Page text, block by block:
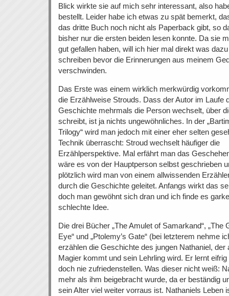
Blick wirkte sie auf mich sehr interessant, also
bestellt. Leider habe ich etwas zu spät bemerkt,
das dritte Buch noch nicht als Paperback gibt, so
bisher nur die ersten beiden lesen konnte. Da sie
gut gefallen haben, will ich hier mal direkt was dazu
schreiben bevor die Erinnerungen aus meinem
verschwinden.
Das Erste was einem wirklich merkwürdig
die Erzählweise Strouds. Dass der Autor im Laufe
Geschichte mehrmals die Person wechselt, über
schreibt, ist ja nichts ungewöhnliches. In der
Trilogy“ wird man jedoch mit einer eher selten
Technik überrascht: Stroud wechselt häufiger die
Erzählperspektive. Mal erfährt man das
wäre es von der Hauptperson selbst geschrieben
plötzlich wird man von einem allwissenden
durch die Geschichte geleitet. Anfangs wirkt das
doch man gewöhnt sich dran und ich finde es
schlechte Idee.
Die drei Bücher „The Amulet of Samarkand“, „The
Eye“ und „Ptolemy’s Gate“ (bei letzterem nehme
erzählen die Geschichte des jungen Nathaniel,
Magier kommt und sein Lehrling wird. Er lernt
doch nie zufriedenstellen. Was dieser nicht weiß:
mehr als ihm beigebracht wurde, da er beständig
sein Alter viel weiter vorraus ist. Nathaniels Leben